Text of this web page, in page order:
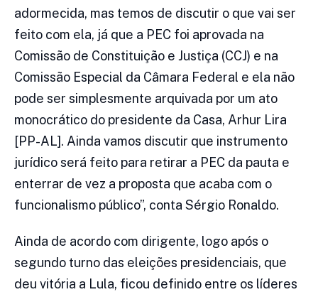
adormecida, mas temos de discutir o que vai ser
feito com ela, já que a PEC foi aprovada na
Comissão de Constituição e Justiça (CCJ) e na
Comissão Especial da Câmara Federal e ela não
pode ser simplesmente arquivada por um ato
monocrático do presidente da Casa, Arhur Lira
[PP-AL]. Ainda vamos discutir que instrumento
jurídico será feito para retirar a PEC da pauta e
enterrar de vez a proposta que acaba com o
funcionalismo público”, conta Sérgio Ronaldo.
Ainda de acordo com dirigente, logo após o
segundo turno das eleições presidenciais, que
deu vitória a Lula, ficou definido entre os líderes